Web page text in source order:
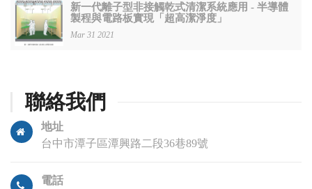
新一代離子型非接觸乾式清潔系統應用 - 半導體
製程與電路板實現「超高潔淨度」
Mar 31 2021
聯絡我們
地址
台中市潭子區潭興路二段36巷89號
電話